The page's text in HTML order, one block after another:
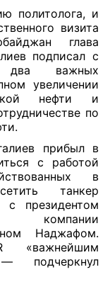
политолога, и
визита
глава
подписал с
два важных
увеличении
нефти и
по
прибыл в
с работой
в
танкер
с президентом
компании
Наджафом.
«важнейшим
— подчеркнул